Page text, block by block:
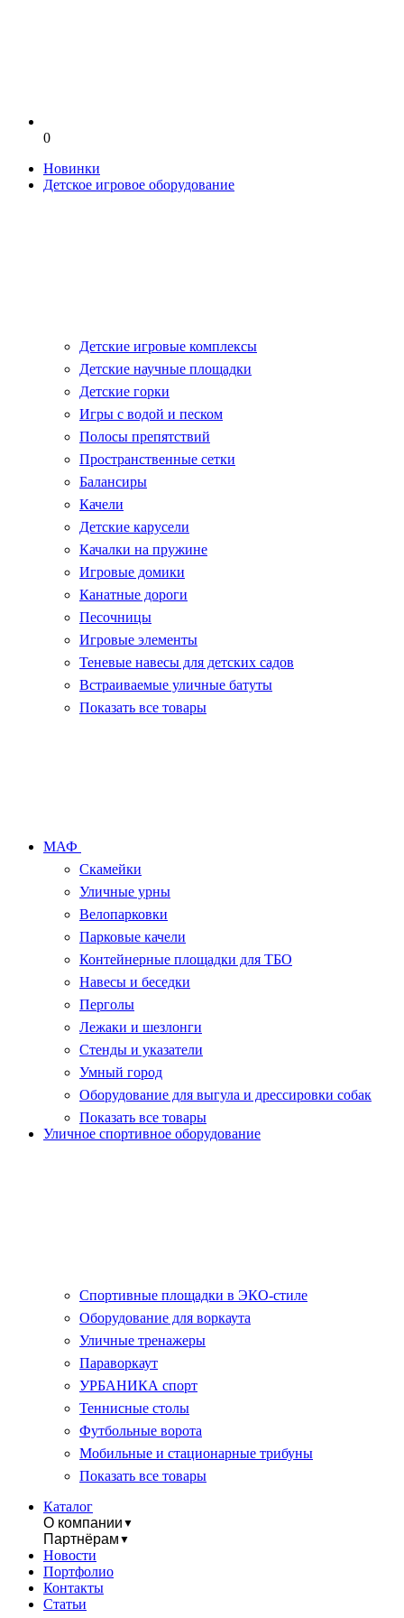
0
Новинки
Детское игровое оборудование
Детские игровые комплексы
Детские научные площадки
Детские горки
Игры с водой и песком
Полосы препятствий
Пространственные сетки
Балансиры
Качели
Детские карусели
Качалки на пружине
Игровые домики
Канатные дороги
Песочницы
Игровые элементы
Теневые навесы для детских садов
Встраиваемые уличные батуты
Показать все товары
МАФ
Скамейки
Уличные урны
Велопарковки
Парковые качели
Контейнерные площадки для ТБО
Навесы и беседки
Перголы
Лежаки и шезлонги
Стенды и указатели
Умный город
Оборудование для выгула и дрессировки собак
Показать все товары
Уличное спортивное оборудование
Спортивные площадки в ЭКО-стиле
Оборудование для воркаута
Уличные тренажеры
Параворкаут
УРБАНИКА спорт
Теннисные столы
Футбольные ворота
Мобильные и стационарные трибуны
Показать все товары
Каталог
О компании ▼
Партнёрам ▼
Новости
Портфолио
Контакты
Статьи